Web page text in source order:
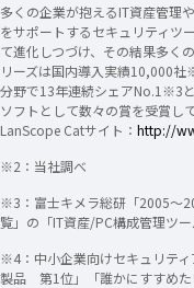
多くの企業が抱えるIT資産管理
をサポートするセキュリティツ
て進化しつづけ、その結果多く
リーズは国内導入実績10,000社
分野で13年連続シェアNo.1※3
ソフトとして数々の賞を受賞して
LanScope Catサイト： http://
※2：当社調べ
※3：富士キメラ総研「2005～
覧」の「IT資産/PC構成管理ツー
※4：中小企業向けセキュリテ
製品 第1位」「誰かにすすめ